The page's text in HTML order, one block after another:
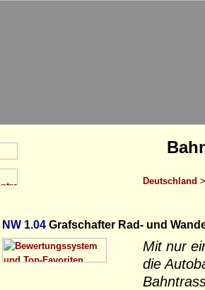
Deutschland
NW 1.04 Grafschafter Rad- und
Mit nur
die